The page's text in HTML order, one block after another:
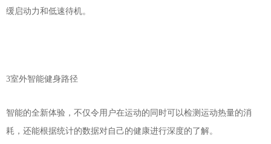
缓启动力和低速待机。
3室外智能健身路径
智能的全新体验，不仅令用户在运动的同时可以检测运动热量的消
耗，还能根据统计的数据对自己的健康进行深度的了解。